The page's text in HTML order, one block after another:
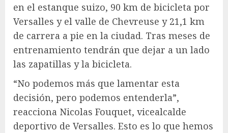
en el estanque suizo, 90 km de bicicleta por
Versalles y el valle de Chevreuse y 21,1 km
de carrera a pie en la ciudad. Tras meses de
entrenamiento tendrán que dejar a un lado
las zapatillas y la bicicleta.
“No podemos más que lamentar esta
decisión, pero podemos entenderla”,
reacciona Nicolas Fouquet, vicealcalde
deportivo de Versalles. Esto es lo que hemos